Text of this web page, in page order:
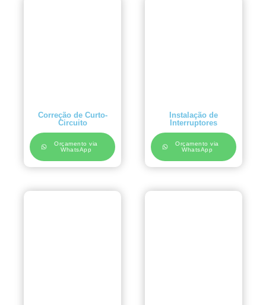
Correção de Curto-
Circuito
Orçamento via
WhatsApp
Instalação de
Interruptores
Orçamento via
WhatsApp